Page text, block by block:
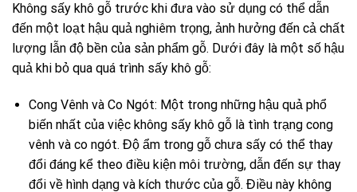
Không sấy khô gỗ trước khi đưa vào sử dụng có thể dẫn
đến một loạt hậu quả nghiêm trọng, ảnh hưởng đến cả chất
lượng lẫn độ bền của sản phẩm gỗ. Dưới đây là một số hậu
quả khi bỏ qua quá trình sấy khô gỗ:
Cong Vênh và Co Ngót: Một trong những hậu quả phổ
biến nhất của việc không sấy khô gỗ là tình trạng cong
vênh và co ngót. Độ ẩm trong gỗ chưa sấy có thể thay
đổi đáng kể theo điều kiện môi trường, dẫn đến sự thay
đổi về hình dạng và kích thước của gỗ. Điều này không